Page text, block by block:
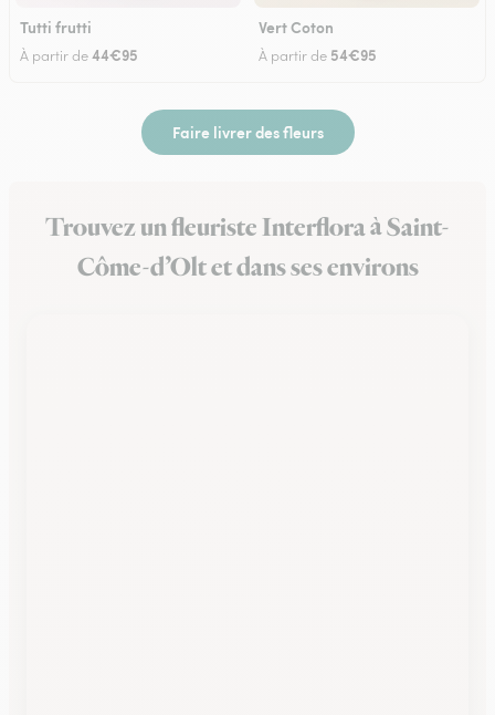
Tutti frutti
À partir de44€95
Vert Coton
À partir de 54€95
Faire livrer des fleurs
Trouvez un fleuriste Interflora à Saint-
Côme-d’Olt et dans ses environs